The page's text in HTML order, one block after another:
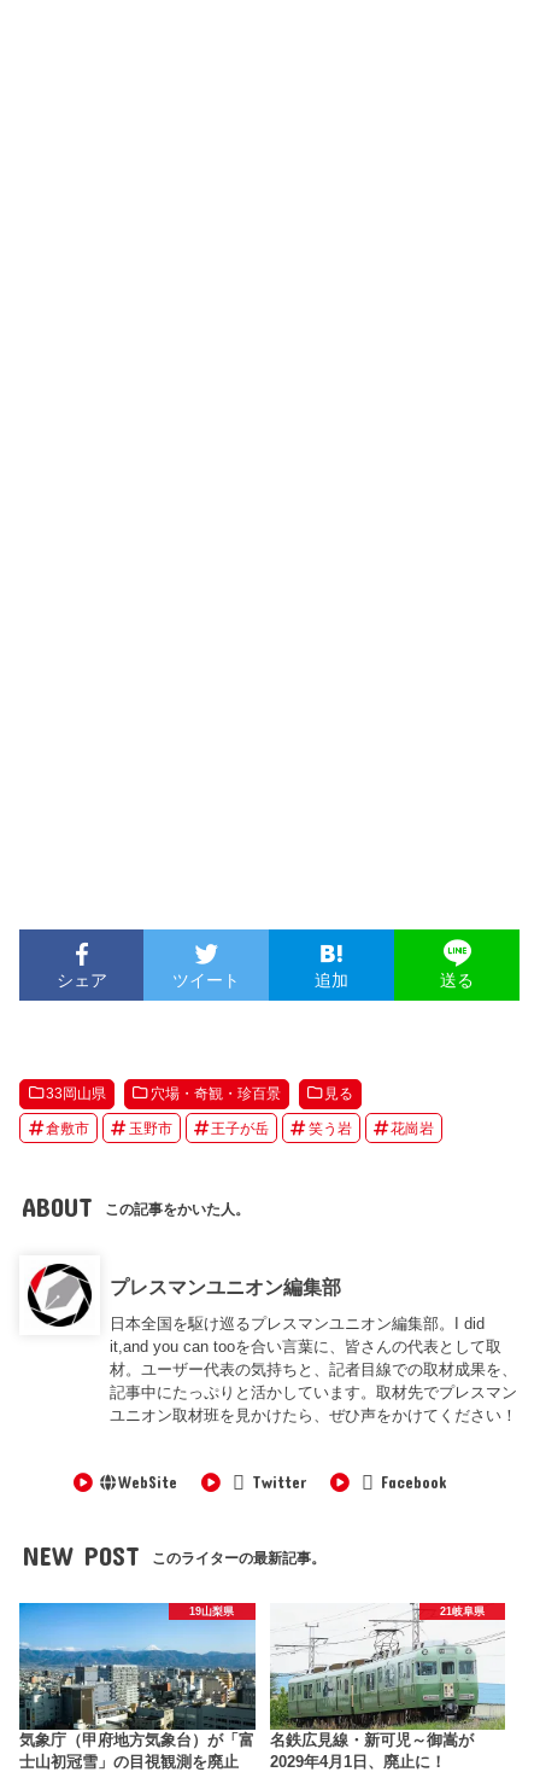
シェア ツイート 追加 送る
33岡山県 穴場・奇観・珍百景 見る
倉敷市 玉野市 王子が岳 笑う岩 花崗岩
ABOUT この記事をかいた人。
プレスマンユニオン編集部
日本全国を駆け巡るプレスマンユニオン編集部。I did
it,and you can tooを合い言葉に、皆さんの代表として取
材。ユーザー代表の気持ちと、記者目線での取材成果を、
記事中にたっぷりと活かしています。取材先でプレスマン
ユニオン取材班を見かけたら、ぜひ声をかけてください！
WebSite Twitter Facebook
NEW POST このライターの最新記事。
19山梨県
気象庁（甲府地方気象台）が「富
士山初冠雪」の目視観測を廃止
21岐阜県
名鉄広見線・新可児～御嵩が
2029年4月1日、廃止に！